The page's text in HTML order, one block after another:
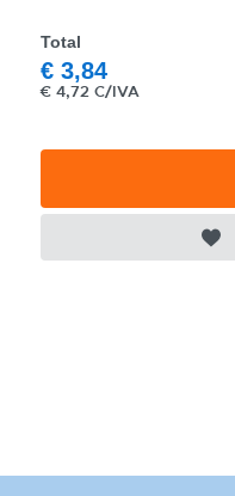
Total
€3,84
€4,72 C/IVA